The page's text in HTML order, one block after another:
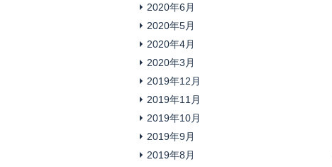
2020年6月
2020年5月
2020年4月
2020年3月
2019年12月
2019年11月
2019年10月
2019年9月
2019年8月